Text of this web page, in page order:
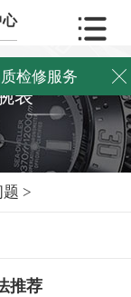
心
检修服务 
表
题 >
推荐